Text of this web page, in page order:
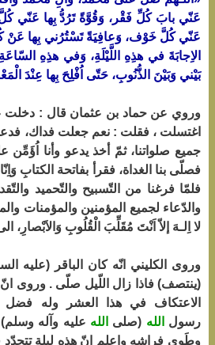
عَنّي بابَ كُلِّ فَقْر، وَقُوَّةً تَرُدُّ بِها عَنّي
عَنّي كُلَّ خَوْف، وَعافِيَةً تَسْتُرُني بِها عَنْ
الاِجابَةَ في هذِهِ اللَّيْلَةِ، وَفي هذِهِ
بَيْني وَبَيْنَ الذُّنُوبِ، حَتّى اُفْلِحَ بِها عِنْدَ
وروي عن حماد بن عثمان قال : دخلت
اغتسلت ، فقلت : نعم جعلت فداك،
جميع صلواتنا، ثمّ أخذ يدعو وأنا
فصلّى بنا الغداة، فقرأ بفاتحة الكتابِ
فلمّا فرغنا من التّسبيح والتّحميد
والدّعاء لجميع المؤمنين والمؤمنات
لا اِلـهَ إلاّ اَنْتَ مُقَلِّبَ الْقُلُوبِ وَالاَبْصارِ،
وروى الكليني انّه كان الباقر (عليه
(ينتصف) فاذا زال اللّيل صلّى . وروى
الاعتكاف في هذا العشر وله فضل
رسول
الله (صلى الله عليه وآله
وطَوى فِراشه واعلم انّ هذه ليلة تتجدّد